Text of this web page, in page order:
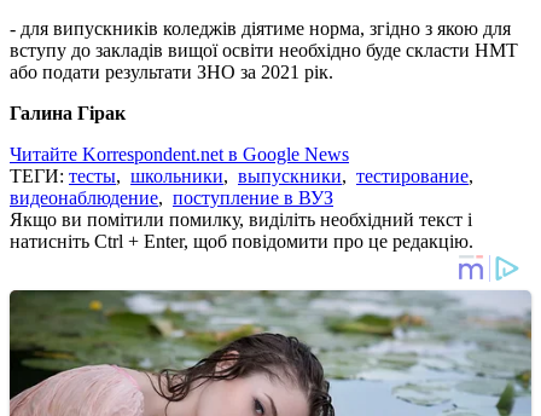
- для випускників коледжів діятиме норма, згідно з якою для
вступу до закладів вищої освіти необхідно буде скласти НМТ
або подати результати ЗНО за 2021 рік.
Галина Гірак
Читайте Korrespondent.net в Google News
ТЕГИ: тесты, школьники, выпускники, тестирование,
видеонаблюдение, поступление в ВУЗ
Якщо ви помітили помилку, виділіть необхідний текст і
натисніть Ctrl + Enter, щоб повідомити про це редакцію.